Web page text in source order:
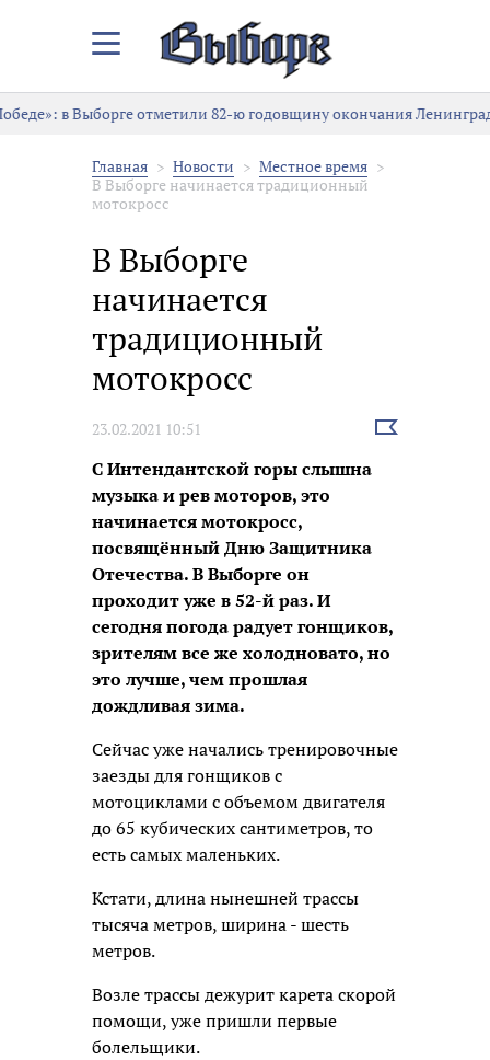
Закрыть/
меню
отметили 82-ю годовщину окончания Ленинградской битвы
Главная Новости
Местное время
В Выборге начинается традиционный
мотокросс
В Выборге
начинается
традиционный
мотокросс
23.02.2021 10:51
Выбрать
С Интендантской горы слышна
музыка и рев моторов, это
начинается мотокросс,
посвящённый Дню Защитника
Отечества. В Выборге он
проходит уже в 52-й раз. И
сегодня погода радует гонщиков,
зрителям все же холодновато, но
это лучше, чем прошлая
дождливая зима.
Сейчас уже начались тренировочные
заезды для гонщиков с
мотоциклами с объемом двигателя
до 65 кубических сантиметров, то
есть самых маленьких.
Кстати, длина нынешней трассы
тысяча метров, ширина - шесть
метров.
Возле трассы дежурит карета скорой
помощи, уже пришли первые
болельщики.